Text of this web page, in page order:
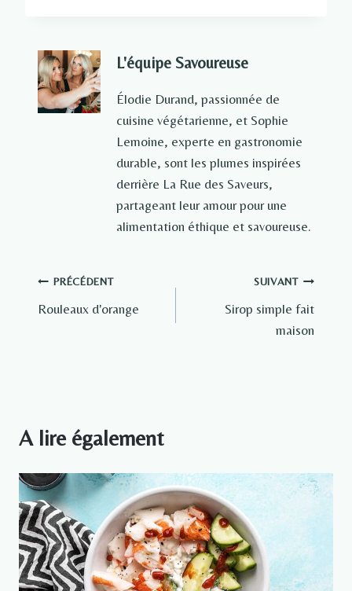
L'équipe Savoureuse
Élodie Durand, passionnée de
cuisine végétarienne, et Sophie
Lemoine, experte en gastronomie
durable, sont les plumes inspirées
derrière La Rue des Saveurs,
partageant leur amour pour une
alimentation éthique et savoureuse.
Navigation
de
PRÉCÉDENT
Rouleaux d'orange
SUIVANT
Sirop simple fait
maison
A lire également